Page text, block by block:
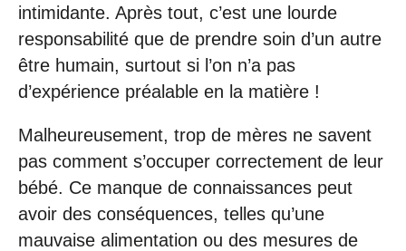
intimidante. Après tout, c’est une lourde
responsabilité que de prendre soin d’un autre
être humain, surtout si l’on n’a pas
d’expérience préalable en la matière !
Malheureusement, trop de mères ne savent
pas comment s’occuper correctement de leur
bébé. Ce manque de connaissances peut
avoir des conséquences, telles qu’une
mauvaise alimentation ou des mesures de